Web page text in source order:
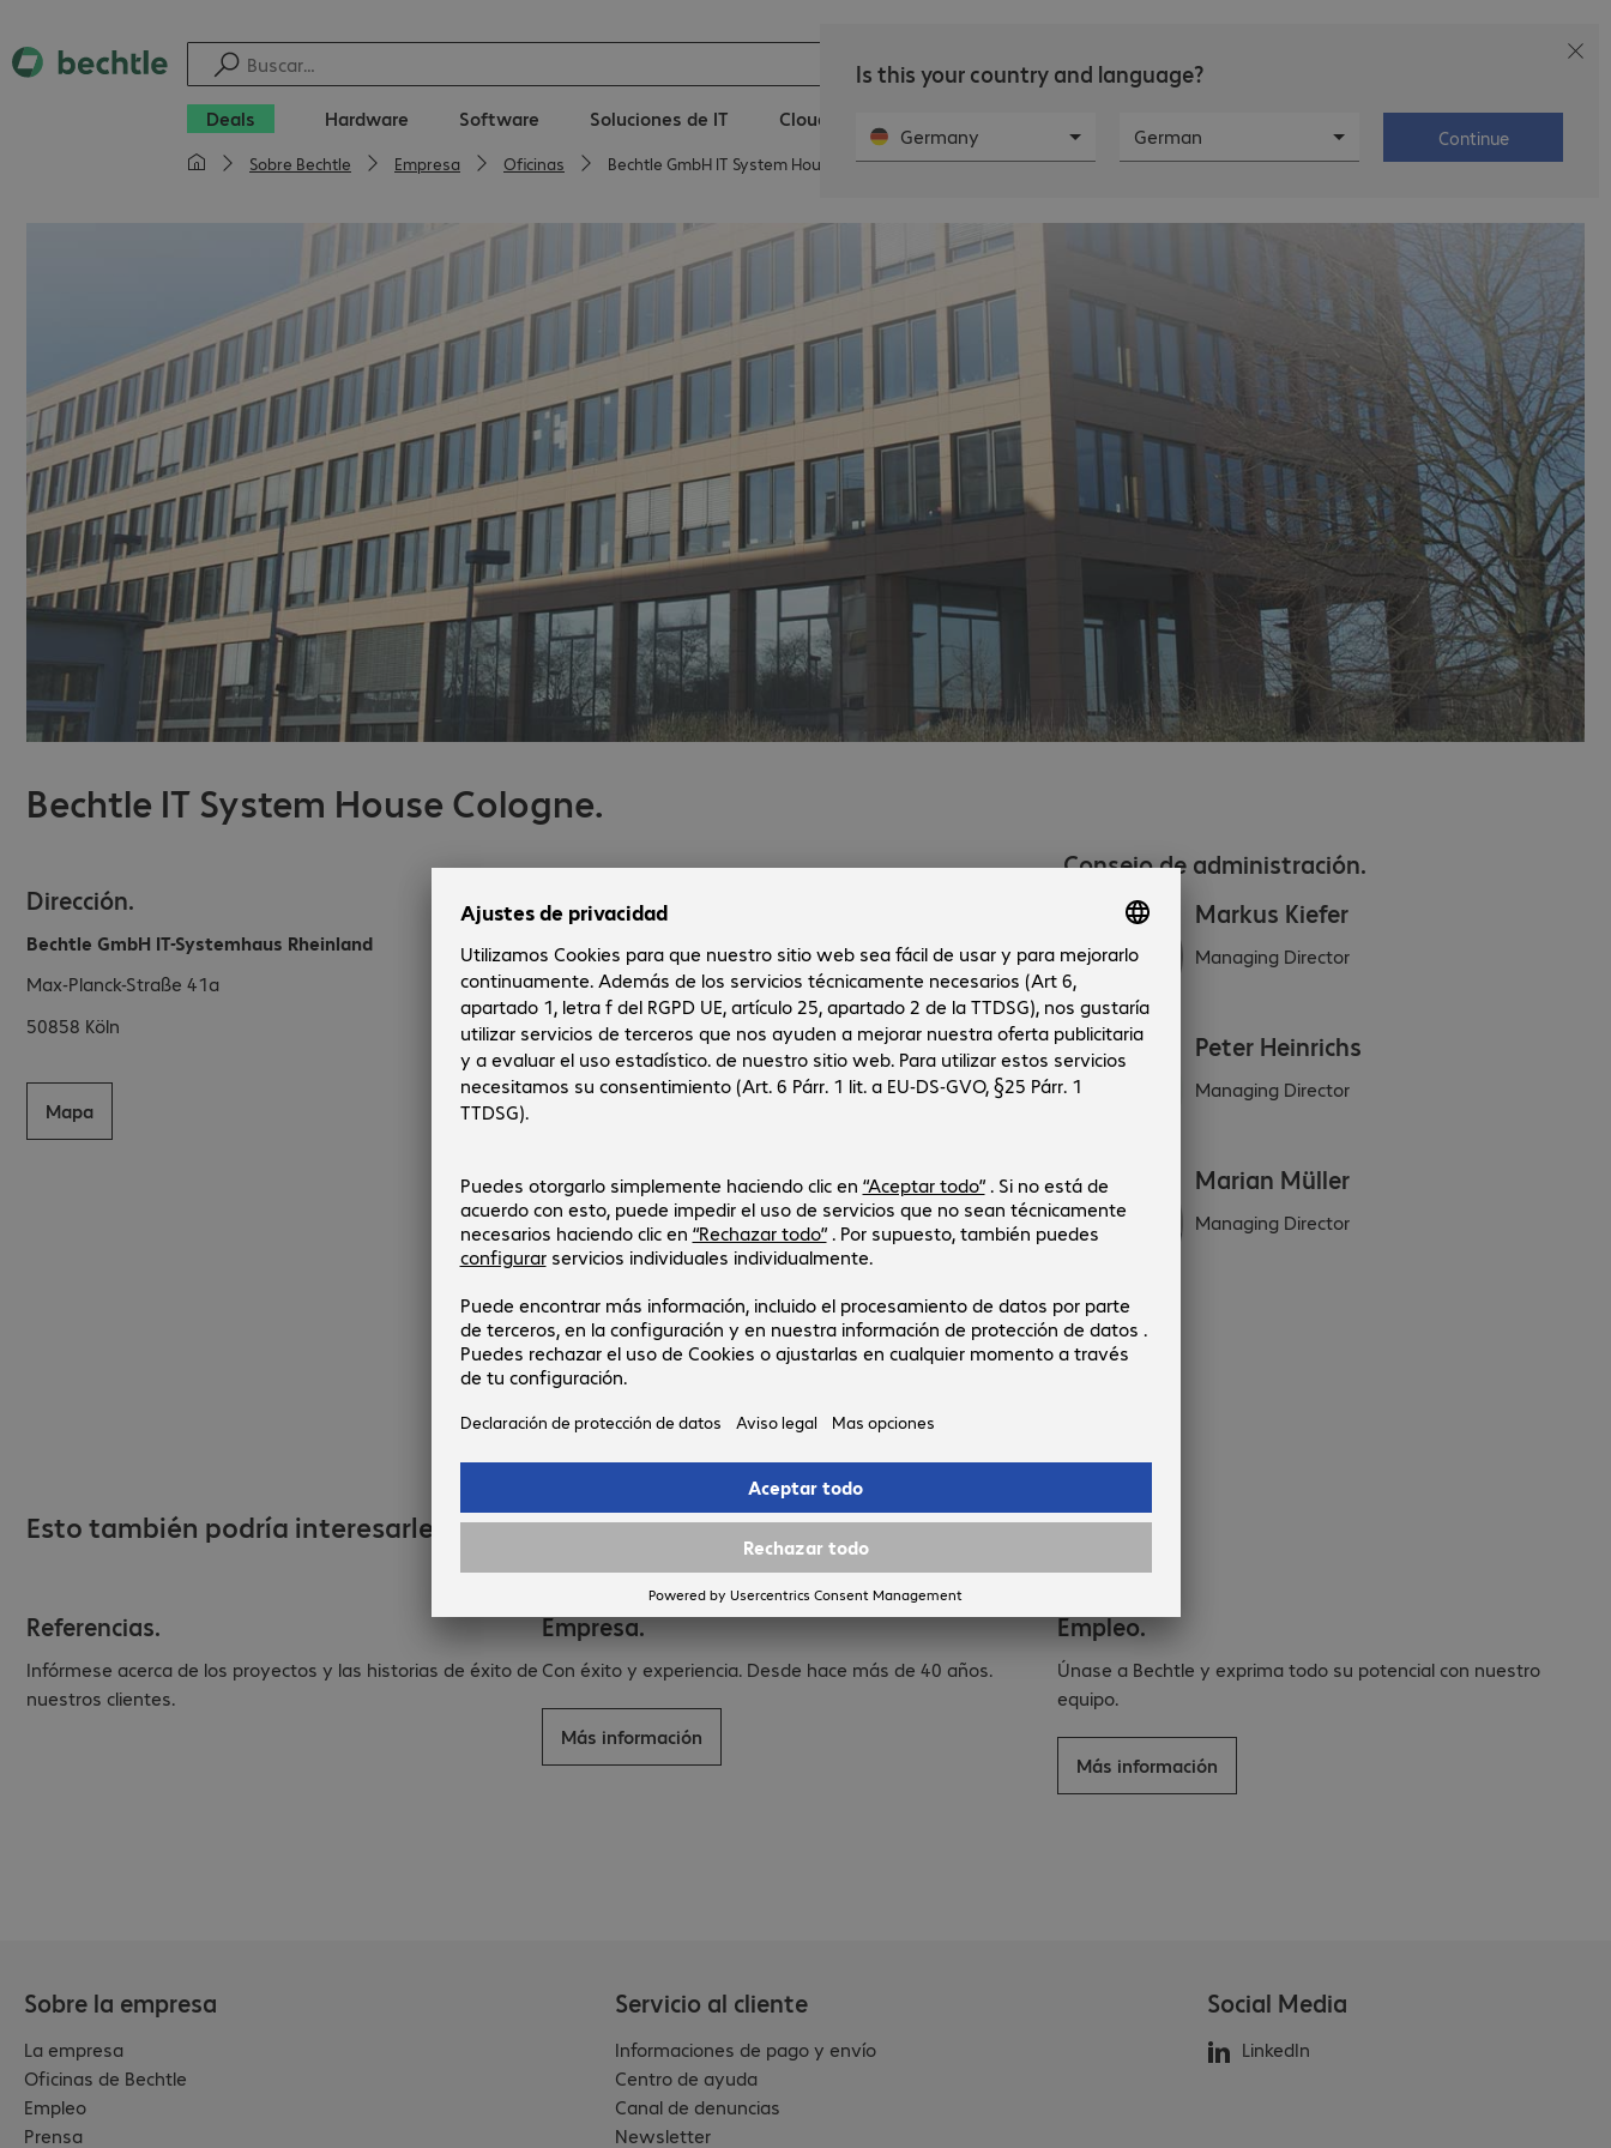
Is this your country and language?
Germany German Continue
Deals Hardware Software Soluciones de IT Cloud
Sobre Bechtle Empresa Oficinas Bechtle GmbH IT System House Cologne
Bechtle IT System House Cologne.
Contacto.
Teléfono:
+49 221 31060-100
Fax:+49 221 31060-120
Correo electrónico: rheinland@bechtle.com
Contáctenos
Dirección.
Bechtle GmbH IT-Systemhaus Rheinland
Max-Planck-Straße 41a
50858 Köln
Mapa
Consejo de administración.
Markus Kiefer
Managing Director
Peter Heinrichs
Managing Director
Marian Müller
Managing Director
Esto también podría interesarle...
Referencias.
Infórmese acerca de los proyectos y las historias de éxito de
nuestros clientes.
Empresa.
Con éxito y experiencia. Desde hace más de 40 años.
Más información
Empleo.
Únase a Bechtle y exprima todo su potencial con nuestro
equipo.
Más información
Sobre la empresa
La empresa
Oficinas de Bechtle
Empleo
Prensa
Servicio al cliente
Informaciones de pago y envío
Centro de ayuda
Canal de denuncias
Newsletter
Social Media
LinkedIn